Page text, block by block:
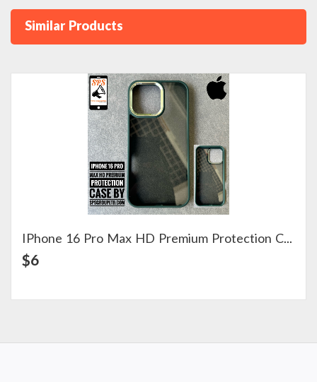
Similar Products
IPhone 16 Pro Max HD Premium Protection Case
$6
View Detail